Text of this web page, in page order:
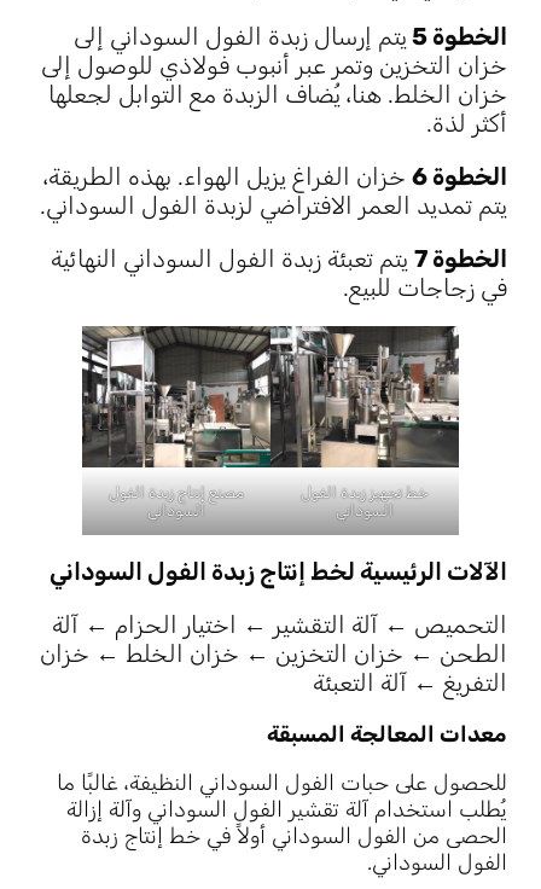
الخطوة 5
يتم إرسال زبدة الفول السوداني إلى
خزان التخزين وتمر عبر أنبوب فولاذي للوصول إلى
خزان الخلط. هنا، يُضاف الزبدة مع التوابل لجعلها
أكثر لذة.
الخطوة 6
خزان الفراغ يزيل الهواء. بهذه الطريقة،
يتم تمديد العمر الافتراضي لزبدة الفول السوداني.
الخطوة 7
يتم تعبئة زبدة الفول السوداني النهائية
في زجاجات للبيع.
خط تجهيز زبدة الفول
السوداني
مصنع إنتاج زبدة الفول
السوداني
الآلات الرئيسية لخط إنتاج زبدة الفول السوداني
التحميص ← آلة التقشير ← اختيار الحزام ← آلة
الطحن ← خزان التخزين ← خزان الخلط ← خزان
التفريغ ← آلة التعبئة
معدات المعالجة المسبقة
للحصول على حبات الفول السوداني النظيفة، غالبًا ما
يُطلب استخدام آلة تقشير الفول السوداني وآلة إزالة
الحصى من الفول السوداني أولاً في خط إنتاج زبدة
الفول السوداني.